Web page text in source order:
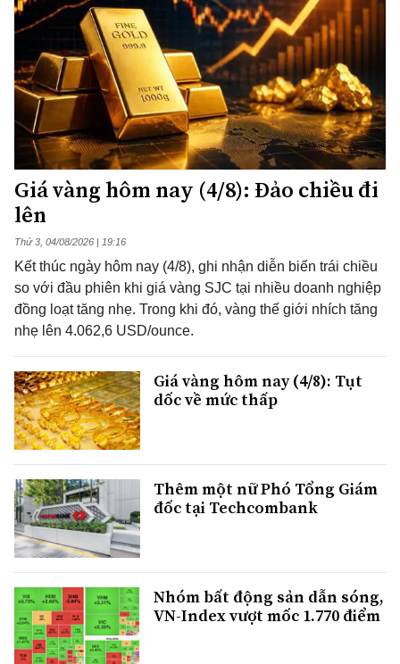
Giá vàng hôm nay (4/8): Đảo chiều đi
lên
Thứ 3, 04/08/2026 | 19:16
Kết thúc ngày hôm nay (4/8), ghi nhận diễn biến trái chiều
so với đầu phiên khi giá vàng SJC tại nhiều doanh nghiệp
đồng loạt tăng nhẹ. Trong khi đó, vàng thế giới nhích tăng
nhẹ lên 4.062,6 USD/ounce.
Giá vàng hôm nay (4/8): Tụt
dốc về mức thấp
Thêm một nữ Phó Tổng Giám
đốc tại Techcombank
Nhóm bất động sản dẫn sóng,
VN-Index vượt mốc 1.770 điểm